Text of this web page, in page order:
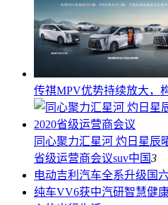
传祺MPV优势持续放大，
同心聚力汇星河 灼日星辰
省级运营商会议suv中国3
电动吉利汽车全系升级国
纯车VV6获中汽研智慧健